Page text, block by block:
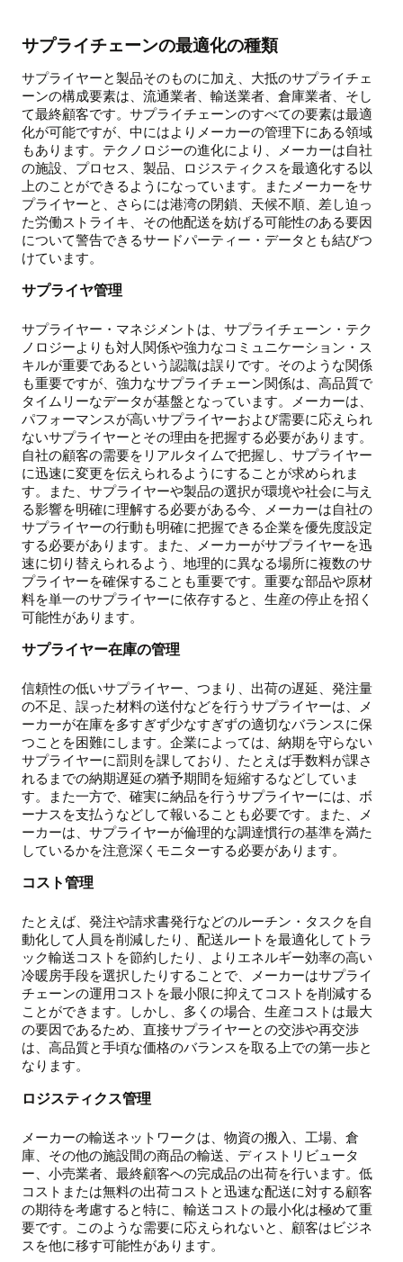
サプライチェーンの最適化の種類
サプライヤーと製品そのものに加え、大抵のサプライチェ
ーンの構成要素は、流通業者、輸送業者、倉庫業者、そし
て最終顧客です。サプライチェーンのすべての要素は最適
化が可能ですが、中にはよりメーカーの管理下にある領域
もあります。テクノロジーの進化により、メーカーは自社
の施設、プロセス、製品、ロジスティクスを最適化する以
上のことができるようになっています。またメーカーをサ
プライヤーと、さらには港湾の閉鎖、天候不順、差し迫っ
た労働ストライキ、その他配送を妨げる可能性のある要因
について警告できるサードパーティー・データとも結びつ
けています。
サプライヤ管理
サプライヤー・マネジメントは、サプライチェーン・テク
ノロジーよりも対人関係や強力なコミュニケーション・ス
キルが重要であるという認識は誤りです。そのような関係
も重要ですが、強力なサプライチェーン関係は、高品質で
タイムリーなデータが基盤となっています。メーカーは、
パフォーマンスが高いサプライヤーおよび需要に応えられ
ないサプライヤーとその理由を把握する必要があります。
自社の顧客の需要をリアルタイムで把握し、サプライヤー
に迅速に変更を伝えられるようにすることが求められま
す。また、サプライヤーや製品の選択が環境や社会に与え
る影響を明確に理解する必要がある今、メーカーは自社の
サプライヤーの行動も明確に把握できる企業を優先度設定
する必要があります。また、メーカーがサプライヤーを迅
速に切り替えられるよう、地理的に異なる場所に複数のサ
プライヤーを確保することも重要です。重要な部品や原材
料を単一のサプライヤーに依存すると、生産の停止を招く
可能性があります。
サプライヤー在庫の管理
信頼性の低いサプライヤー、つまり、出荷の遅延、発注量
の不足、誤った材料の送付などを行うサプライヤーは、メ
ーカーが在庫を多すぎず少なすぎずの適切なバランスに保
つことを困難にします。企業によっては、納期を守らない
サプライヤーに罰則を課しており、たとえば手数料が課さ
れるまでの納期遅延の猶予期間を短縮するなどしていま
す。また一方で、確実に納品を行うサプライヤーには、ボ
ーナスを支払うなどして報いることも必要です。また、メ
ーカーは、サプライヤーが倫理的な調達慣行の基準を満た
しているかを注意深くモニターする必要があります。
コスト管理
たとえば、発注や請求書発行などのルーチン・タスクを自
動化して人員を削減したり、配送ルートを最適化してトラ
ック輸送コストを節約したり、よりエネルギー効率の高い
冷暖房手段を選択したりすることで、メーカーはサプライ
チェーンの運用コストを最小限に抑えてコストを削減する
ことができます。しかし、多くの場合、生産コストは最大
の要因であるため、直接サプライヤーとの交渉や再交渉
は、高品質と手頃な価格のバランスを取る上での第一歩と
なります。
ロジスティクス管理
メーカーの輸送ネットワークは、物資の搬入、工場、倉
庫、その他の施設間の商品の輸送、ディストリビュータ
ー、小売業者、最終顧客への完成品の出荷を行います。低
コストまたは無料の出荷コストと迅速な配送に対する顧客
の期待を考慮すると特に、輸送コストの最小化は極めて重
要です。このような需要に応えられないと、顧客はビジネ
スを他に移す可能性があります。